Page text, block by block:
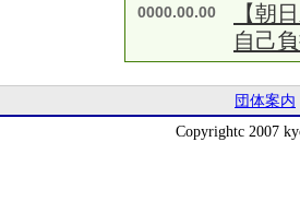
0000.00.00
【朝
自己
団体案内
Copyrightc 2007